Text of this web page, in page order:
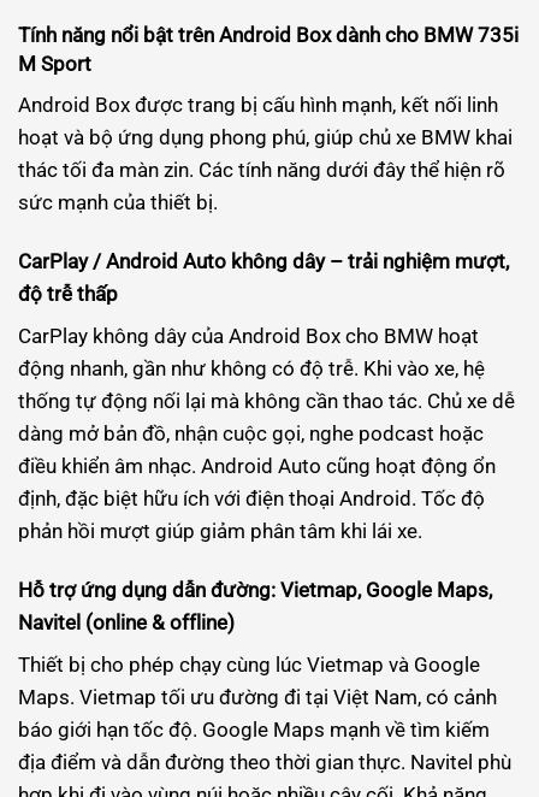
Tính năng nổi bật trên Android Box dành cho BMW 735i
M Sport
Android Box được trang bị cấu hình mạnh, kết nối linh
hoạt và bộ ứng dụng phong phú, giúp chủ xe BMW khai
thác tối đa màn zin. Các tính năng dưới đây thể hiện rõ
sức mạnh của thiết bị.
CarPlay / Android Auto không dây – trải nghiệm mượt,
độ trễ thấp
CarPlay không dây của Android Box cho BMW hoạt
động nhanh, gần như không có độ trễ. Khi vào xe, hệ
thống tự động nối lại mà không cần thao tác. Chủ xe dễ
dàng mở bản đồ, nhận cuộc gọi, nghe podcast hoặc
điều khiển âm nhạc. Android Auto cũng hoạt động ổn
định, đặc biệt hữu ích với điện thoại Android. Tốc độ
phản hồi mượt giúp giảm phân tâm khi lái xe.
Hỗ trợ ứng dụng dẫn đường: Vietmap, Google Maps,
Navitel (online & offline)
Thiết bị cho phép chạy cùng lúc Vietmap và Google
Maps. Vietmap tối ưu đường đi tại Việt Nam, có cảnh
báo giới hạn tốc độ. Google Maps mạnh về tìm kiếm
địa điểm và dẫn đường theo thời gian thực. Navitel phù